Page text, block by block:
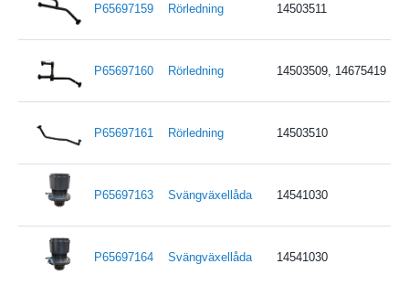
P65697159 Rörledning 14503511
P65697160 Rörledning 14503509, 14675419
P65697161 Rörledning 14503510
P65697163 Svängväxellåda 14541030
P65697164 Svängväxellåda 14541030